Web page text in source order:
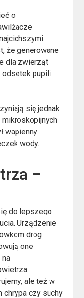
o
że generowane
dla zwierząt
odsetek pupili
się jednak
wapienny
wody.
–
do lepszego
Urządzenie
dróg
one
na
ale też w
chrypa czy suchy